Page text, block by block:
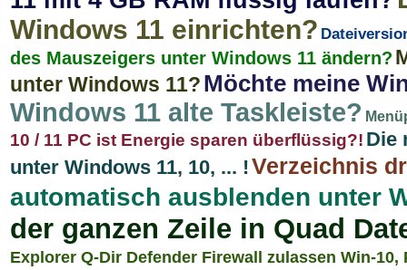
Windows 11 einrichten?
des Mauszeigers unter Windows 11 ändern?
unter Windows 11?Möchte meine
Windows 11 alte Taskleiste?
10 / 11 PC ist Energie sparen überflüssig?! Die
unter Windows 11, 10, ... !Verzeichnis
automatisch ausblenden unter
der ganzen Zeile in Quad
Explorer Q-Dir Defender Firewall zulassen Win-10,